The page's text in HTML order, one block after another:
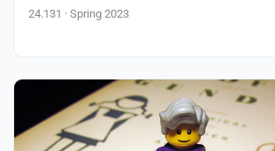
24.131 · Spring 2023